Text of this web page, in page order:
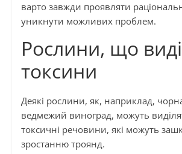
варто завжди проявляти
уникнути можливих проблем.
Рослини, що
токсини
Деякі рослини, як, наприклад,
ведмежий виноград, можуть
токсичні речовини, які можуть
зростанню троянд.